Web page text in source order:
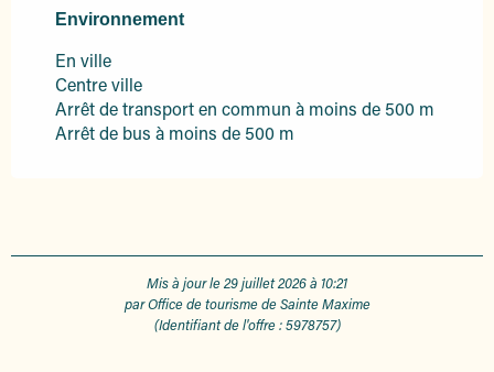
Environnement
Environnement
En ville
Centre ville
Arrêt de transport en commun à moins de 500 m
Arrêt de bus à moins de 500 m
Mis à jour le 29 juillet 2026 à 10:21
par Office de tourisme de Sainte Maxime
(Identifiant de l'offre :5978757)